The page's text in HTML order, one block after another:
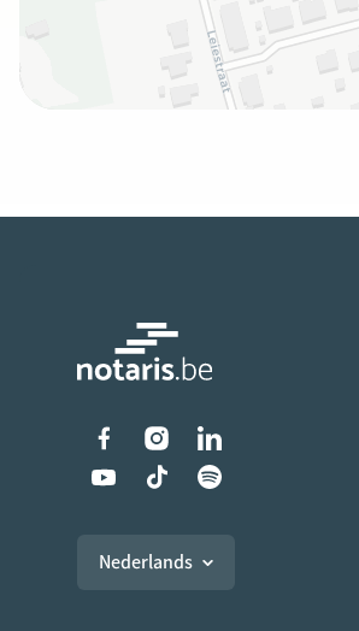
Liens vers les
Nederlands